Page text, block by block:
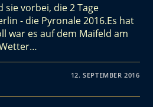
sie vorbei, die 2 Tage
- die Pyronale 2016.Es hat
war es auf dem Maifeld am
12. SEPTEMBER 2016